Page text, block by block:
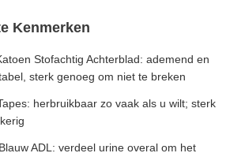
Kenmerken
Stofachtig Achterblad: ademend en
sterk genoeg om niet te breken
herbruikbaar zo vaak als u wilt; sterk
ADL: verdeel urine overal om het